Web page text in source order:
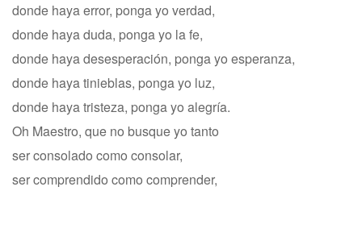
donde haya error, ponga yo verdad,
donde haya duda, ponga yo la fe,
donde haya desesperación, ponga yo esperanza,
donde haya tinieblas, ponga yo luz,
donde haya tristeza, ponga yo alegría.
Oh Maestro, que no busque yo tanto
ser consolado como consolar,
ser comprendido como comprender,